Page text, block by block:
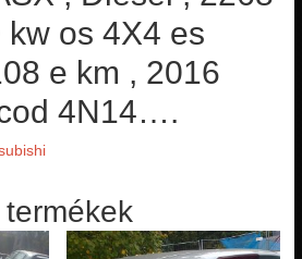
kw os 4X4 es
e km , 2016
4N14….